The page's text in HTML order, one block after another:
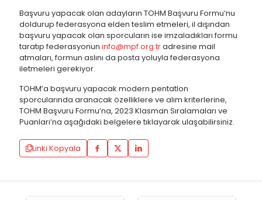
Başvuru yapacak olan adayların TOHM Başvuru Formu’nu
doldurup federasyona elden teslim etmeleri, il dışından
başvuru yapacak olan sporcuların ise imzaladıkları formu
taratıp federasyonun info@mpf.org.tradresine mail
atmaları, formun aslını da posta yoluyla federasyona
iletmeleri gerekiyor.
TOHM’a başvuru yapacak modern pentatlon
sporcularında aranacak özelliklere ve alım kriterlerine,
TOHM Başvuru Formu’na, 2023 Klasman Sıralamaları ve
Puanları’na aşağıdaki belgelere tıklayarak ulaşabilirsiniz.
Linki Kopyala